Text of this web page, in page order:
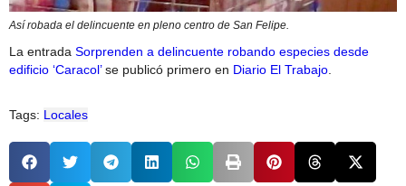
Así robada el delincuente en pleno centro de San Felipe.
La entrada Sorprenden a delincuente robando especies desde
edificio ‘Caracol’se publicó primero en Diario El Trabajo.
Tags: Locales